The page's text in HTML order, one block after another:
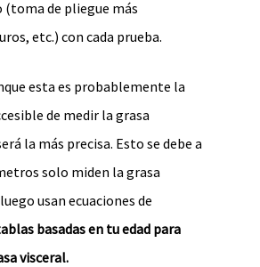
de pliegue más
etc.) con cada prueba.
esta es probablemente la
de medir la grasa
la más precisa. Esto se debe a
solo miden la grasa
usan ecuaciones de
basadas en tu edad para
visceral.